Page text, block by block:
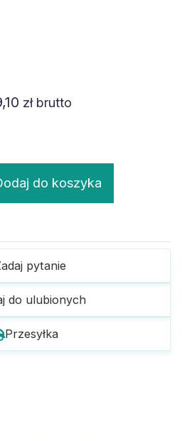
zł brutto
do koszyka
pytanie
do ulubionych
Przesyłka